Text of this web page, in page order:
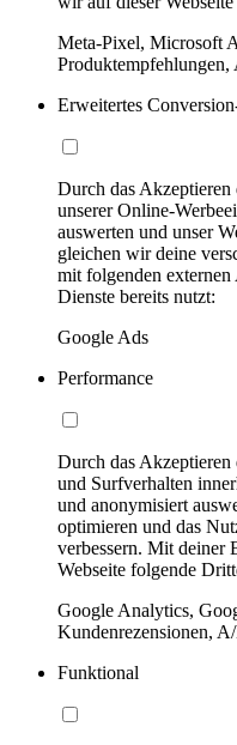
Meta-Pixel, Microsoft
Produktempfehlungen,
Erweitertes
Durch das
unserer Online-
auswerten und unser
gleichen wir deine
mit folgenden externen
Dienste bereits nutzt:
Google Ads
Performance
Durch das
und Surfverhalten
und anonymisiert
optimieren und das
verbessern. Mit deiner
Webseite folgende
Google Analytics,
Kundenrezensionen,
Funktional